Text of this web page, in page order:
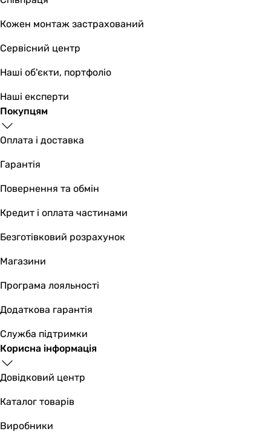
пластик, метал
Довжина мережевого шнура
0.8 м
1 м
-
Китай
Китай
Комплектація
інструкція користувача, підставка для тостів, щипці,
інструкція користувача, мультипіч
Фізичні характеристики
Висота
31,4 см
36 см
44,4 см
45 см
Глибина
38,2 см
44,4 см
39 см
Вага
7.8 кг
8.75 кг
Кожен монтаж застрахований
Сервісний центр
Наші об'єкти, портфоліо
Наші експерти
Покупцям
Оплата і доставка
Гарантія
Повернення та обмін
Кредит і оплата частинами
Безготівковий розрахунок
Магазини
Програма лояльності
Додаткова гарантія
Служба підтримки
Корисна інформація
Довідковий центр
Каталог товарів
Виробники